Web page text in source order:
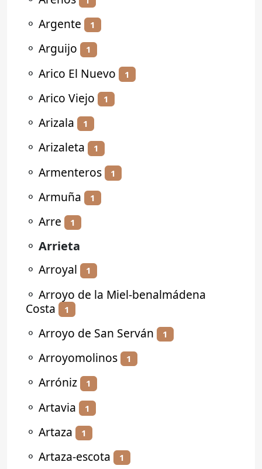
⚬ Argente 1
⚬ Arguijo 1
⚬ Arico El Nuevo 1
⚬ Arico Viejo 1
⚬ Arizala 1
⚬ Arizaleta 1
⚬ Armenteros 1
⚬ Armuña 1
⚬ Arre 1
⚬ Arrieta
⚬ Arroyal 1
⚬ Arroyo de la Miel-benalmádena
Costa
1
⚬ Arroyo de San Serván 1
⚬ Arroyomolinos 1
⚬ Arróniz 1
⚬ Artavia 1
⚬ Artaza 1
⚬ Artaza-escota 1